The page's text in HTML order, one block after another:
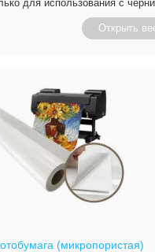
для использования с
Открыть
(микропористая)